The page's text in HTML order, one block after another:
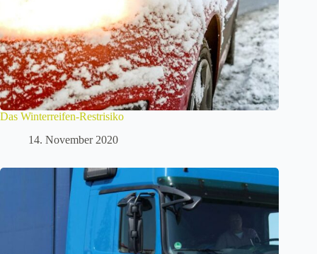
Das Winterreifen-Restrisiko
14. November 2020